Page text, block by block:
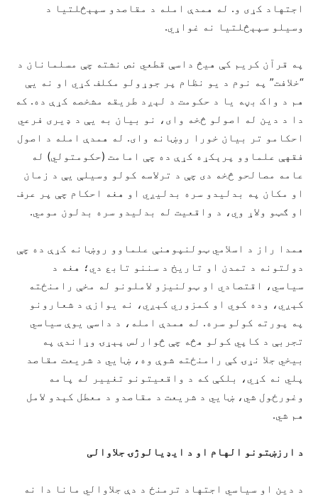
اجتهاد کړی و. له همدې امله د مقاصدو سپېڅلتیا د
وسیلو سپېڅلتیا نه غواړي.
په قرآن کریم کې هیڅ داسې قطعي نص نشته چې مسلمانان د
“خلافت” په نوم د یو نظام پر جوړولو مکلف کړي او نه یې
هم د واک بڼه یا د حکومت د لېږد طریقه مشخصه کړې ده. که
دا د دین له اصولو څخه وای، نو بیان به یې د ډیری فرعي
احکامو تر بیان خورا روښانه وای. له همدې امله د اصول
فقهې علماوو پرېکړه کړې ده چې امامت (حکومتولي) له
عامه مصالحو څخه دی چې د ترلاسه کولو وسیلې یې د زمان
او مکان په بدلیدو سره بدلیږي او هغه احکام چې پر عرف
او ګټو ولاړ وي، د واقعیت له بدلیدو سره بدلون مومي.
همدا راز د اسلامي ټولنپوهنې علماوو روښانه کړې ده چې
دولتونه د تمدن او تاریخ د سننو تابع دي؛ هغه د
سیاسي، اقتصادي او ټولنیزو لاملونو له مخې رامنځته
کېږي، وده کوي او کمزوري کېږي، نه یوازې د شعارونو
په پورته کولو سره. له همدې امله، د داسې یوې سیاسي
تجربې د کاپي کولو هڅه چې څوارلس پېړۍ وړاندې په
بیخي جلا نړۍ کې رامنځته شوې وه، ښايي د شریعت مقاصد
پلي نه کړي، بلکې که د واقعیتونو تغيیر له پامه
وغورځول شي، ښايي د شريعت د مقاصدو د معطل کېدو لامل
هم شي.
د ارزښتونو الهام او د ايډیالوژۍ جلاوالی
د دین او سیاسي اجتهاد ترمنځ د دې جلاوالي مانا دا نه